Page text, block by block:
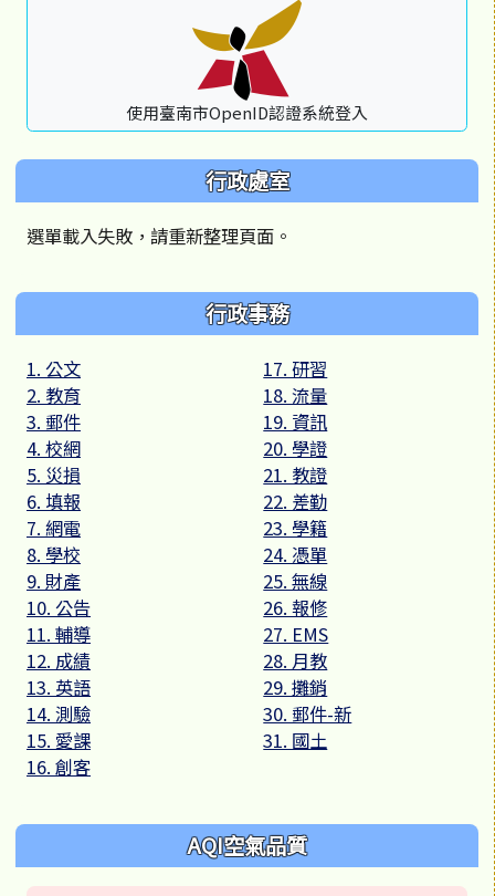
使用臺南市OpenID認證系統登入
行政處室
選單載入失敗，請重新整理頁面。
行政事務
1. 公文
2. 教育
3. 郵件
4. 校網
5. 災損
6. 填報
7. 網電
8. 學校
9. 財產
10. 公告
11. 輔導
12. 成績
13. 英語
14. 測驗
15. 愛課
16. 創客
17. 研習
18. 流量
19. 資訊
20. 學證
21. 教證
22. 差勤
23. 學籍
24. 憑單
25. 無線
26. 報修
27. EMS
28. 月教
29. 攤銷
30. 郵件-新
31. 國土
AQI空氣品質